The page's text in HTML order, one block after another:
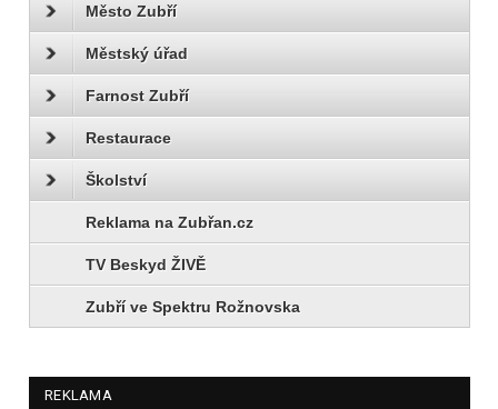
Město Zubří
Městský úřad
Farnost Zubří
Restaurace
Školství
Reklama na Zubřan.cz
TV Beskyd ŽIVĚ
Zubří ve Spektru Rožnovska
REKLAMA